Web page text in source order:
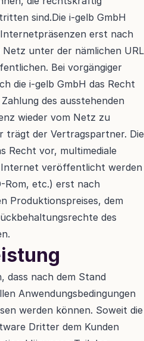
sind.Die i-gelb GmbH
erst nach
unter der nämlichen URL
Bei vorgängiger
die i-gelb GmbH das Recht
des ausstehenden
wieder vom Netz zu
trägt der Vertragspartner. Die
Recht vor, multimediale
veröffentlicht werden
Rom, etc.) erst nach
Produktionspreises, dem
des
dass nach dem Stand
Anwendungsbedingungen
werden können. Soweit die
Dritter dem Kunden